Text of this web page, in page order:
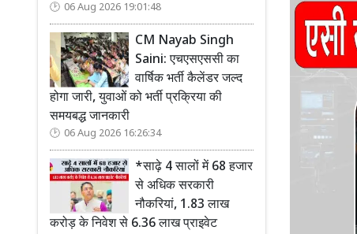
06 Aug 2026 19:01:48
CM Nayab Singh
Saini: एचएसएससी का
वार्षिक भर्ती कैलेंडर जल्द
होगा जारी, युवाओं को भर्ती प्रक्रिया की
समयबद्ध जानकारी
06 Aug 2026 16:26:34
*साढ़े 4 सालों में 68 हजार
से अधिक सरकारी
नौकरियां, 1.83 लाख
करोड़ के निवेश से 6.36 लाख प्राइवेट